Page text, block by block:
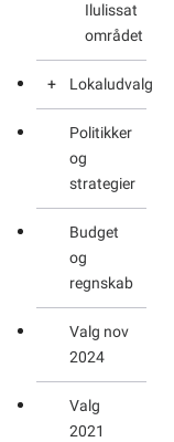
Ilulissat
området
Lokaludvalg
Lokaludvalget
i
Ilulissat
Lokaludvalget
i
Uummannaq
Lokaludvalget
i
Upernavik
Lokaludvalget
Politikker
og
strategier
Budget
og
regnskab
Valg nov
2024
Valg
2021